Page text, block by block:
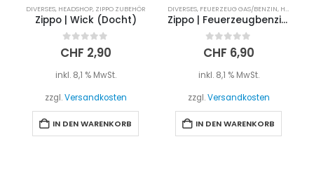
DIVERSES, HEADSHOP, ZIPPO ZUBEHÖR
Zippo | Wick (Docht)
0 out of 5
CHF 2,90
inkl. 8,1 % MwSt.
zzgl.Versandkosten
IN DEN WARENKORB
DIVERSES, FEUERZEUG GAS/BENZIN, HEADSHOP
Zippo | Feuerzeugbenzin | 125ml
0 out of 5
CHF 6,90
inkl. 8,1 % MwSt.
zzgl.Versandkosten
IN DEN WARENKORB